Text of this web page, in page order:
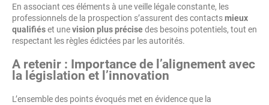
En associant ces éléments à une veille légale constante, les
professionnels de la prospection s’assurent des contactsmieux
qualifiéset unevision plus précisedes besoins potentiels, tout en
respectant les règles édictées par les autorités.
A retenir : Importance de l’alignement avec
la législation et l’innovation
L’ensemble des points évoqués met en évidence que la